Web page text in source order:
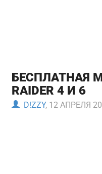
БЕСПЛАТНАЯ
RAIDER 4 И 6
D!ZZY, 12 АПРЕЛЯ